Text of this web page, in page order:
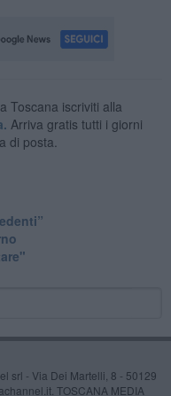
Toscana iscriviti alla
Arriva gratis tutti i giorni
di posta.
srl - Via Dei Martelli, 8 - 50129
TOSCANA MEDIA